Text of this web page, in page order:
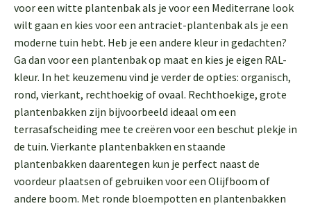
voor een witte plantenbak als je voor een Mediterrane look
wilt gaan en kies voor een antraciet-plantenbak als je een
moderne tuin hebt. Heb je een andere kleur in gedachten?
Ga dan voor een plantenbak op maat en kies je eigen RAL-
kleur. In het keuzemenu vind je verder de opties: organisch,
rond, vierkant, rechthoekig of ovaal. Rechthoekige, grote
plantenbakken zijn bijvoorbeeld ideaal om een
terrasafscheiding mee te creëren voor een beschut plekje in
de tuin. Vierkante plantenbakken en staande
plantenbakken daarentegen kun je perfect naast de
voordeur plaatsen of gebruiken voor een Olijfboom of
andere boom. Met ronde bloempotten en plantenbakken